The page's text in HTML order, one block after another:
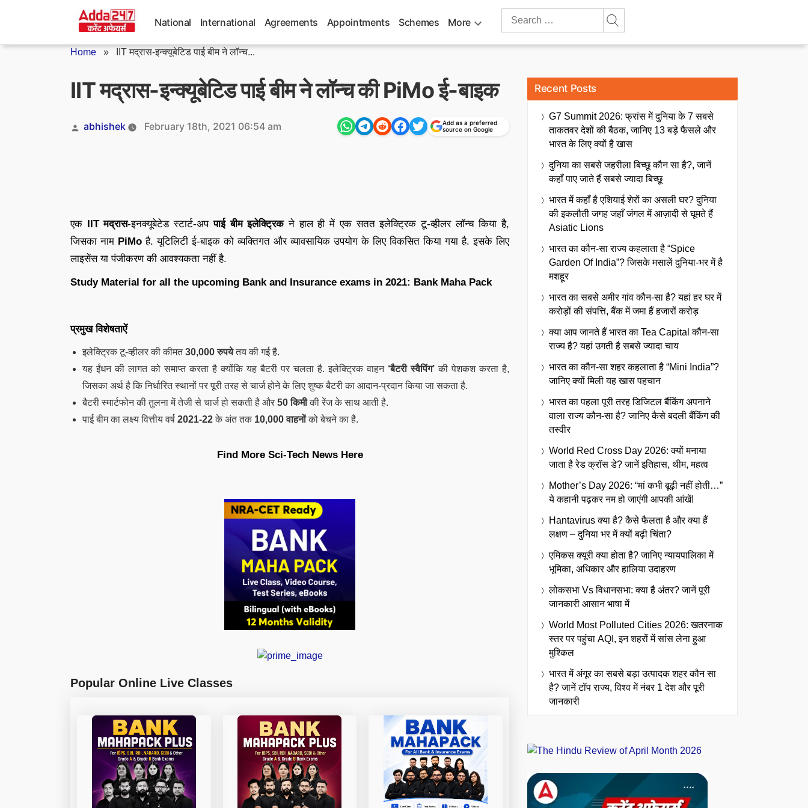
National International Agreements Appointments Schemes More
Search
Home » IIT मद्रास-इन्क्यूबेटिड पाई बीम ने लॉन्च...
IIT मद्रास-इन्क्यूबेटिड पाई बीम ने लॉन्च की PiMo ई-बाइक
Posted
abhishek February 18th, 2021 06:54 am
Add as a preferred
source on Google
एक IIT मद्रास-इनक्यूबेटेड स्टार्ट-अपपाई बीम इलेक्ट्रिकने हाल ही में एक सतत इलेक्ट्रिक टू-व्हीलर लॉन्च किया है,
जिसका नाम PiMo है. यूटिलिटी ई-बाइक को व्यक्तिगत और व्यावसायिक उपयोग के लिए विकसित किया गया है. इसके लिए
लाइसेंस या पंजीकरण की आवश्यकता नहीं है.
Study Material for all the upcoming Bank and Insurance exams in 2021: Bank Maha Pack
प्रमुख विशेषताऐं
इलेक्ट्रिक टू-व्हीलर की कीमत30,000 रुपयेतय की गई है.
यह ईंधन की लागत को समाप्त करता है क्योंकि यह बैटरी पर चलता है. इलेक्ट्रिक वाहन ‘बैटरी स्वैपिंग’की पेशकश करता है,
जिसका अर्थ है कि निर्धारित स्थानों पर पूरी तरह से चार्ज होने के लिए शुष्क बैटरी का आदान-प्रदान किया जा सकता है.
बैटरी स्मार्टफोन की तुलना में तेजी से चार्ज हो सकती है और 50 किमीकी रेंज के साथ आती है.
पाई बीम का लक्ष्य वित्तीय वर्ष 2021-22के अंत तक 10,000 वाहनोंको बेचने का है.
Find More Sci-Tech News Here
Popular Online Live Classes
Recent Posts
G7 Summit 2026: फ्रांस में दुनिया के 7 सबसे
ताकतवर देशों की बैठक, जानिए 13 बड़े फैसले और
भारत के लिए क्यों है खास
दुनिया का सबसे जहरीला बिच्छू कौन सा है?, जानें
कहाँ पाए जाते हैं सबसे ज्यादा बिच्छू
भारत में कहाँ है एशियाई शेरों का असली घर? दुनिया
की इकलौती जगह जहाँ जंगल में आज़ादी से घूमते हैं
Asiatic Lions
भारत का कौन-सा राज्य कहलाता है “Spice
Garden Of India”? जिसके मसालें दुनिया-भर में है
मशहूर
भारत का सबसे अमीर गांव कौन-सा है? यहां हर घर में
करोड़ों की संपत्ति, बैंक में जमा हैं हजारों करोड़
क्या आप जानते हैं भारत का Tea Capital कौन-सा
राज्य है? यहां उगती है सबसे ज्यादा चाय
भारत का कौन-सा शहर कहलाता है “Mini India”?
जानिए क्यों मिली यह खास पहचान
भारत का पहला पूरी तरह डिजिटल बैंकिंग अपनाने
वाला राज्य कौन-सा है? जानिए कैसे बदली बैंकिंग की
तस्वीर
World Red Cross Day 2026: क्यों मनाया
जाता है रेड क्रॉस डे? जानें इतिहास, थीम, महत्व
Mother’s Day 2026: “मां कभी बूढ़ी नहीं होती…”
ये कहानी पढ़कर नम हो जाएंगी आपकी आंखें!
Hantavirus क्या है? कैसे फैलता है और क्या हैं
लक्षण – दुनिया भर में क्यों बढ़ी चिंता?
एमिकस क्यूरी क्या होता है? जानिए न्यायपालिका में
भूमिका, अधिकार और हालिया उदाहरण
लोकसभा Vs विधानसभा: क्या है अंतर? जानें पूरी
जानकारी आसान भाषा में
World Most Polluted Cities 2026: खतरनाक
स्तर पर पहुंचा AQI, इन शहरों में सांस लेना हुआ
मुश्किल
भारत में अंगूर का सबसे बड़ा उत्पादक शहर कौन सा
है? जानें टॉप राज्य, विश्व में नंबर 1 देश और पूरी
जानकारी